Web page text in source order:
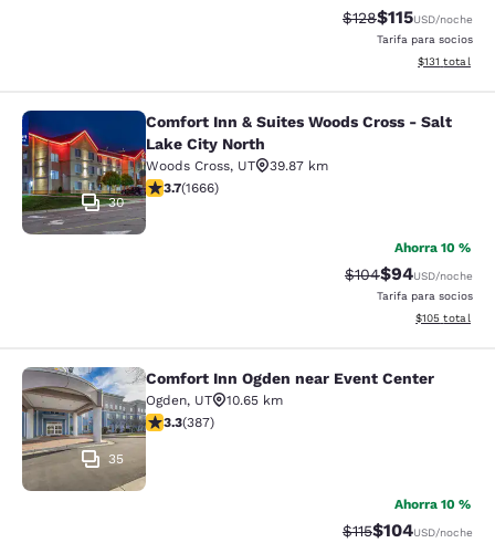
Precio tachado:
$128Precio con
$115USD/noche
Tarifa para socios
Ver detalles
$131 total
Comfort Inn & Suites Woods Cross
30
Comfort Inn & Suites Woods Cross - Salt
Lake City North
Woods Cross, UT
39.87 km
calificación de 3.73 estrellas. Bueno. 1666 reseñas
3.7(1666)
Ahorra 10 %
Precio tachado:
$104Precio con
$94USD/noche
Tarifa para socios
Ver detalles
$105 total
Comfort Inn Ogden near Event
35
Comfort Inn Ogden near Event Center
Ogden, UT
10.65 km
calificación de 3.25 estrellas. Bueno. 387 reseñas
3.3(387)
Ahorra 10 %
Precio tachado:
$115Precio con
$104USD/noche